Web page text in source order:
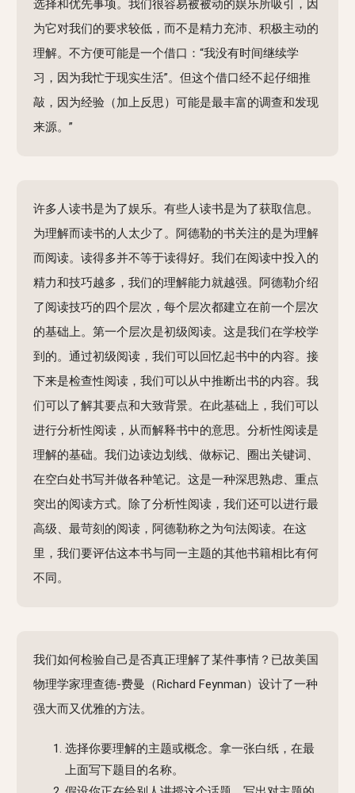
选择和优先事项。我们很容易被被动的娱乐所吸引，因
为它对我们的要求较低，而不是精力充沛、积极主动的
理解。不方便可能是一个借口：“我没有时间继续学
习，因为我忙于现实生活”。但这个借口经不起仔细推
敲，因为经验（加上反思）可能是最丰富的调查和发现
来源。”
许多人读书是为了娱乐。有些人读书是为了获取信息。
为理解而读书的人太少了。阿德勒的书关注的是为理解
而阅读。读得多并不等于读得好。我们在阅读中投入的
精力和技巧越多，我们的理解能力就越强。阿德勒介绍
了阅读技巧的四个层次，每个层次都建立在前一个层次
的基础上。第一个层次是初级阅读。这是我们在学校学
到的。通过初级阅读，我们可以回忆起书中的内容。接
下来是检查性阅读，我们可以从中推断出书的内容。我
们可以了解其要点和大致背景。在此基础上，我们可以
进行分析性阅读，从而解释书中的意思。分析性阅读是
理解的基础。我们边读边划线、做标记、圈出关键词、
在空白处书写并做各种笔记。这是一种深思熟虑、重点
突出的阅读方式。除了分析性阅读，我们还可以进行最
高级、最苛刻的阅读，阿德勒称之为句法阅读。在这
里，我们要评估这本书与同一主题的其他书籍相比有何
不同。
我们如何检验自己是否真正理解了某件事情？已故美国
物理学家理查德-费曼（Richard Feynman）设计了一种
强大而又优雅的方法。
选择你要理解的主题或概念。拿一张白纸，在最
上面写下题目的名称。